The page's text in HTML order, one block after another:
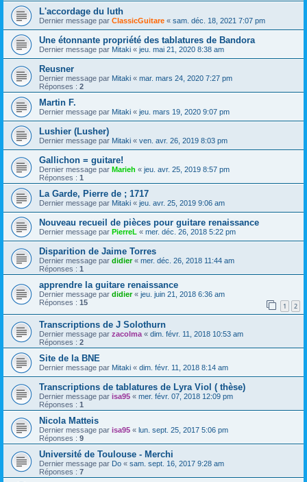
L'accordage du luth
Dernier message par ClassicGuitare « sam. déc. 18, 2021 7:07 pm
Une étonnante propriété des tablatures de Bandora
Dernier message par Mitaki « jeu. mai 21, 2020 8:38 am
Reusner
Dernier message par Mitaki « mar. mars 24, 2020 7:27 pm
Réponses : 2
Martin F.
Dernier message par Mitaki « jeu. mars 19, 2020 9:07 pm
Lushier (Lusher)
Dernier message par Mitaki « ven. avr. 26, 2019 8:03 pm
Gallichon = guitare!
Dernier message par Marieh « jeu. avr. 25, 2019 8:57 pm
Réponses : 1
La Garde, Pierre de ; 1717
Dernier message par Mitaki « jeu. avr. 25, 2019 9:06 am
Nouveau recueil de pièces pour guitare renaissance
Dernier message par PierreL « mer. déc. 26, 2018 5:22 pm
Disparition de Jaime Torres
Dernier message par didier« mer. déc. 26, 2018 11:44 am
Réponses : 1
apprendre la guitare renaissance
Dernier message par didier« jeu. juin 21, 2018 6:36 am
Réponses : 15 1 2
Transcriptions de J Solothurn
Dernier message par zacolma « dim. févr. 11, 2018 10:53 am
Réponses : 2
Site de la BNE
Dernier message par Mitaki « dim. févr. 11, 2018 8:14 am
Transcriptions de tablatures de Lyra Viol ( thèse)
Dernier message par isa95 « mer. févr. 07, 2018 12:09 pm
Réponses : 1
Nicola Matteis
Dernier message par isa95 « lun. sept. 25, 2017 5:06 pm
Réponses : 9
Université de Toulouse - Merchi
Dernier message par Do « sam. sept. 16, 2017 9:28 am
Réponses : 7